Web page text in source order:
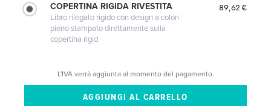
COPERTINA RIGIDA RIVESTITA
Libro rilegato rigido con design a colori
pieno stampato direttamente sulla
copertina rigid
89,62 €
L'IVA verrà aggiunta al momento del pagamento.